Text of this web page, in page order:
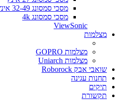
מסכי סמסונג 32-49 אינץ
מסכי סמסונג 4k
ViewSonic
מצלמות
מצלמות GOPRO
מצלמות Uniarch
שואבי אבק Roborock
תחנות עגינה
תיקים
תקשורת